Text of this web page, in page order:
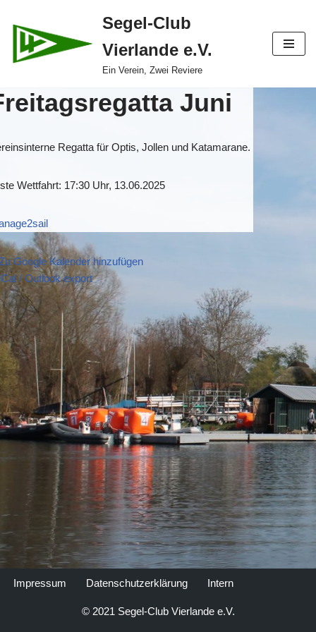
Zum
Inhalt
Segel-Club
Vierlande e.V.
Ein Verein, Zwei Reviere
Juni
Regatta für Optis, Jollen und Katamarane.
Wettfahrt: 17:30 Uhr, 13.06.2025
Google Kalender hinzufügen
/ Outlook export
Impressum Datenschutzerklärung Intern
© 2021 Segel-Club Vierlande e.V.